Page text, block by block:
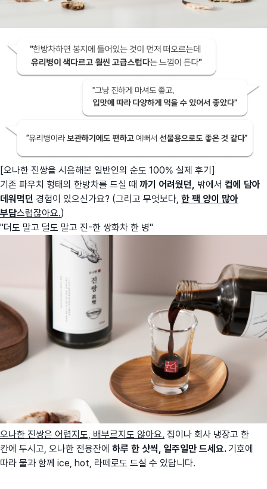
[오나한 진쌍을 시음해본 일반인의 순도 100% 실제 후기]
기존 파우치 형태의 한방차를 드실 때 까기 어려웠던, 밖에서 컵에 담아
데워먹던 경험이 있으신가요? (그리고 무엇보다, 한 팩 양이 많아
부담스럽잖아요.)
"더도 말고 덜도 말고 진-한 쌍화차 한 병"
오나한 진쌍은 어렵지도, 배부르지도 않아요. 집이나 회사 냉장고 한
칸에 두시고, 오나한 전용잔에 하루 한 샷씩, 일주일만 드세요. 기호에
따라 물과 함께 ice, hot, 라떼로도 드실 수 있답니다.